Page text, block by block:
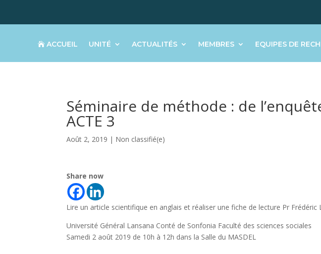
ACCUEIL UNITÉ ACTUALITÉS MEMBRES EQUIPES DE
Séminaire de méthode : de
ACTE 3
Août 2, 2019 | Non classifié(e)
Share now
Lire un article scientifique en anglais et réaliser une fiche de lecture Pr Frédéric
Université Général Lansana Conté de Sonfonia Faculté des sciences sociales
Samedi 2 août 2019 de 10h à 12h dans la Salle du MASDEL